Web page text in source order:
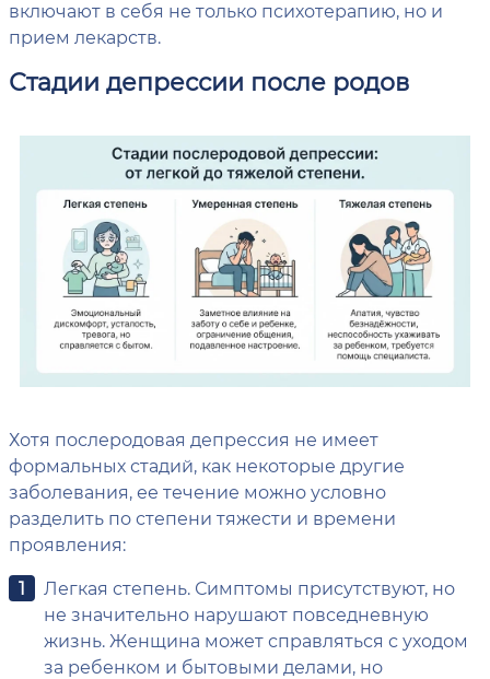
включают в себя не только психотерапию, но и
прием лекарств.
Стадии депрессии после родов
Хотя послеродовая депрессия не имеет
формальных стадий, как некоторые другие
заболевания, ее течение можно условно
разделить по степени тяжести и времени
проявления:
Легкая степень. Симптомы присутствуют, но
не значительно нарушают повседневную
жизнь. Женщина может справляться с уходом
за ребенком и бытовыми делами, но